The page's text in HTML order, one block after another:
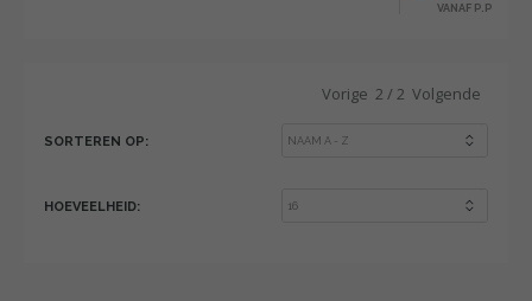
VANAF P.P
Volgende
2 /2
Vorige
SORTEREN OP:
HOEVEELHEID: